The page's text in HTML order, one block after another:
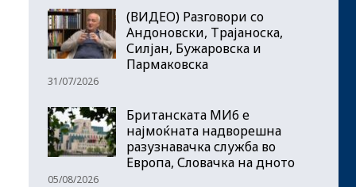
(ВИДЕО) Разговори со
Андоновски, Трајаноска,
Силјан, Бужаровска и
Пармаковска
31/07/2026
Британската МИ6 е
најмоќната надворешна
разузнавачка служба во
Европа, Словачка на дното
05/08/2026